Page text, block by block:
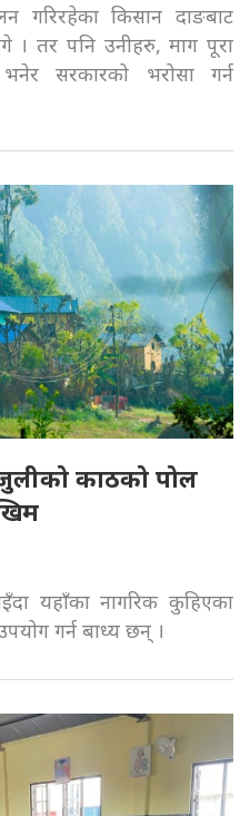
गरिरहेका किसान दाङबाट
तर पनि उनीहरु, माग पूरा
सरकारको भरोसा गर्न
काठको पोल
यहाँका नागरिक कुहिएका
गर्न बाध्य छन् ।